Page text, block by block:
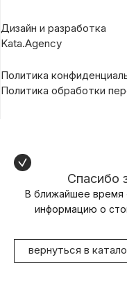
Дизайн и разработка
Kata.Agency
Политика
Политика обработки
Спасибо
В ближайшее время
информацию о
вернуться в